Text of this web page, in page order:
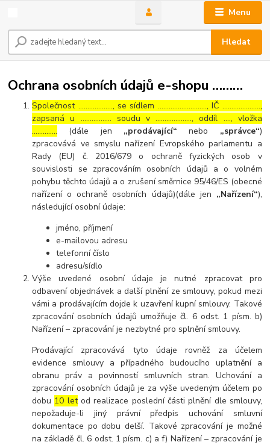
Menu
Hledat
Ochrana osobních údajů e-shopu ………
Společnost ………………., se sídlem ………………………, IČ …………………,
zapsaná u …………….. soudu v ……………….., oddíl …., vložka
………….. (dále jen „prodávající“ nebo „správce“)
zpracovává ve smyslu nařízení Evropského parlamentu a
Rady (EU) č. 2016/679 o ochraně fyzických osob v
souvislosti se zpracováním osobních údajů a o volném
pohybu těchto údajů a o zrušení směrnice 95/46/ES (obecné
nařízení o ochraně osobních údajů)(dále jen „Nařízení“),
následující osobní údaje:
jméno, příjmení
e-mailovou adresu
telefonní číslo
adresu/sídlo
Výše uvedené osobní údaje je nutné zpracovat pro
odbavení objednávek a další plnění ze smlouvy, pokud mezi
vámi a prodávajícím dojde k uzavření kupní smlouvy. Takové
zpracování osobních údajů umožňuje čl. 6 odst. 1 písm. b)
Nařízení – zpracování je nezbytné pro splnění smlouvy.
Prodávající zpracovává tyto údaje rovněž za účelem
evidence smlouvy a případného budoucího uplatnění a
obranu práv a povinností smluvních stran. Uchování a
zpracování osobních údajů je za výše uvedeným účelem po
dobu 10 letod realizace poslední části plnění dle smlouvy,
nepožaduje-li jiný právní předpis uchování smluvní
dokumentace po dobu delší. Takové zpracování je možné
na základě čl. 6 odst. 1 písm. c) a f) Nařízení – zpracování je